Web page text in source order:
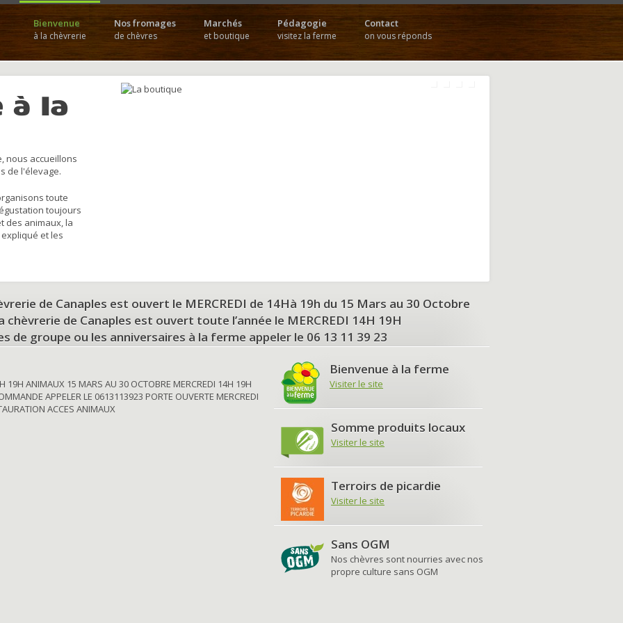
Bienvenue
à la chèvrerie
Nos fromages
de chèvres
Marchés
et boutique
Pédagogie
visitez la ferme
Contact
on vous réponds
à la
nous accueillons
de l'élevage.
toute
toujours
des animaux, la
et les
de Canaples est ouvert le MERCREDI de 14Hà 19h du 15 Mars au 30 Octobre
chèvrerie de Canaples est ouvert toute l’année le MERCREDI 14H 19H
de groupe ou les anniversaires à la ferme appeler le 06 13 11 39 23
19H ANIMAUX 15 MARS AU 30 OCTOBRE MERCREDI 14H 19H
APPELER LE 0613113923 PORTE OUVERTE MERCREDI
ACCES ANIMAUX
Bienvenue à la ferme
Visiter le site
Somme produits locaux
Visiter le site
Terroirs de picardie
Visiter le site
Sans OGM
Nos chèvres sont nourries avec nos
propre culture sans OGM